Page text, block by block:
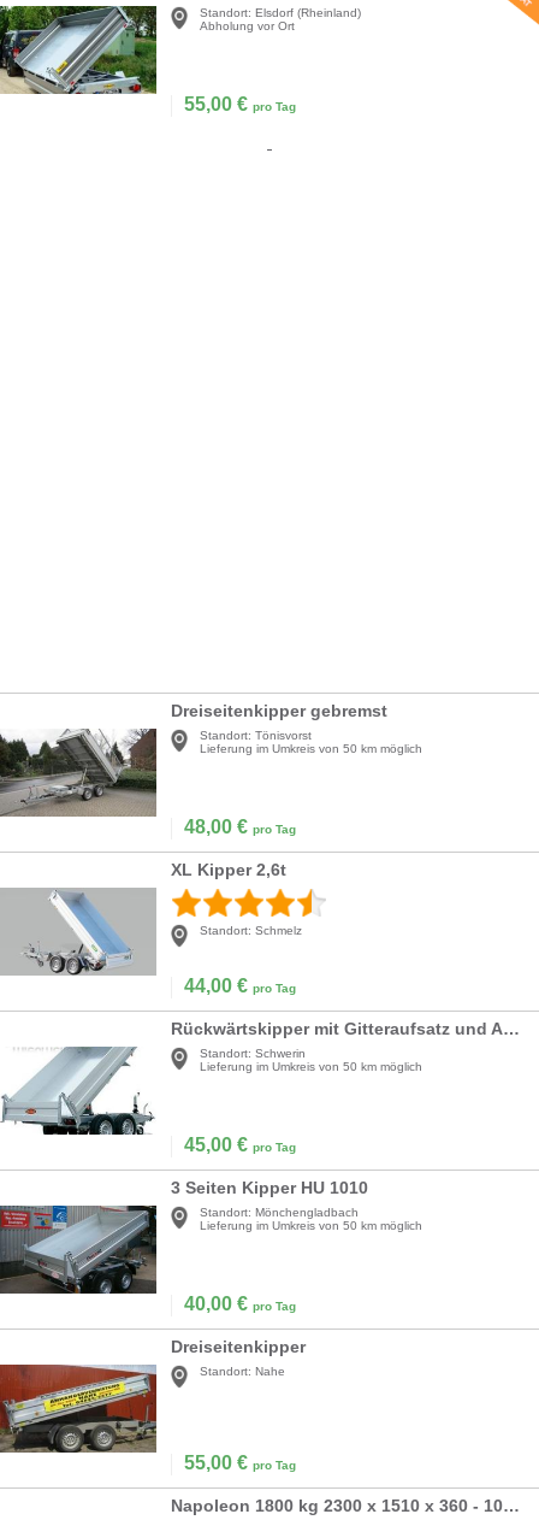
Standort: Elsdorf (Rheinland)
Abholung vor Ort
55,00 € pro Tag
Dreiseitenkipper gebremst
Standort: Tönisvorst
Lieferung im Umkreis von 50 km möglich
48,00 € pro Tag
XL Kipper 2,6t
Standort: Schmelz
44,00 € pro Tag
Rückwärtskipper mit Gitteraufsatz und Auffahrschienen
Standort: Schwerin
Lieferung im Umkreis von 50 km möglich
45,00 € pro Tag
3 Seiten Kipper HU 1010
Standort: Mönchengladbach
Lieferung im Umkreis von 50 km möglich
40,00 € pro Tag
Dreiseitenkipper
Standort: Nahe
55,00 € pro Tag
Napoleon 1800 kg 2300 x 1510 x 360 - 100 km/h